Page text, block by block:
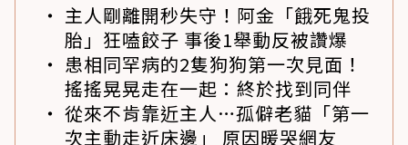
主人剛離開秒失守！阿金「餓死鬼投
胎」狂嗑餃子 事後1舉動反被讚爆
患相同罕病的2隻狗狗第一次見面！
搖搖晃晃走在一起：終於找到同伴
從來不肯靠近主人…孤僻老貓「第一
次主動走近床邊」 原因暖哭網友